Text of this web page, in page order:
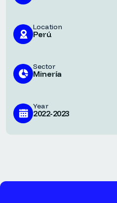
Location
Perú
Sector
Minería
Year
2022-2023